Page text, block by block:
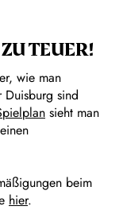
ZU TEUER!
wie man
Duisburg sind
sieht man
beim
hier.